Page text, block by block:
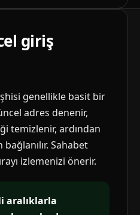
giriş
genellikle basit bir
adres denenir,
temizlenir, ardından
Sahabet
izlemenizi önerir.
aralıklarla